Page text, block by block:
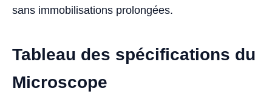
sans immobilisations prolongées.
Tableau des spécifications du
Microscope